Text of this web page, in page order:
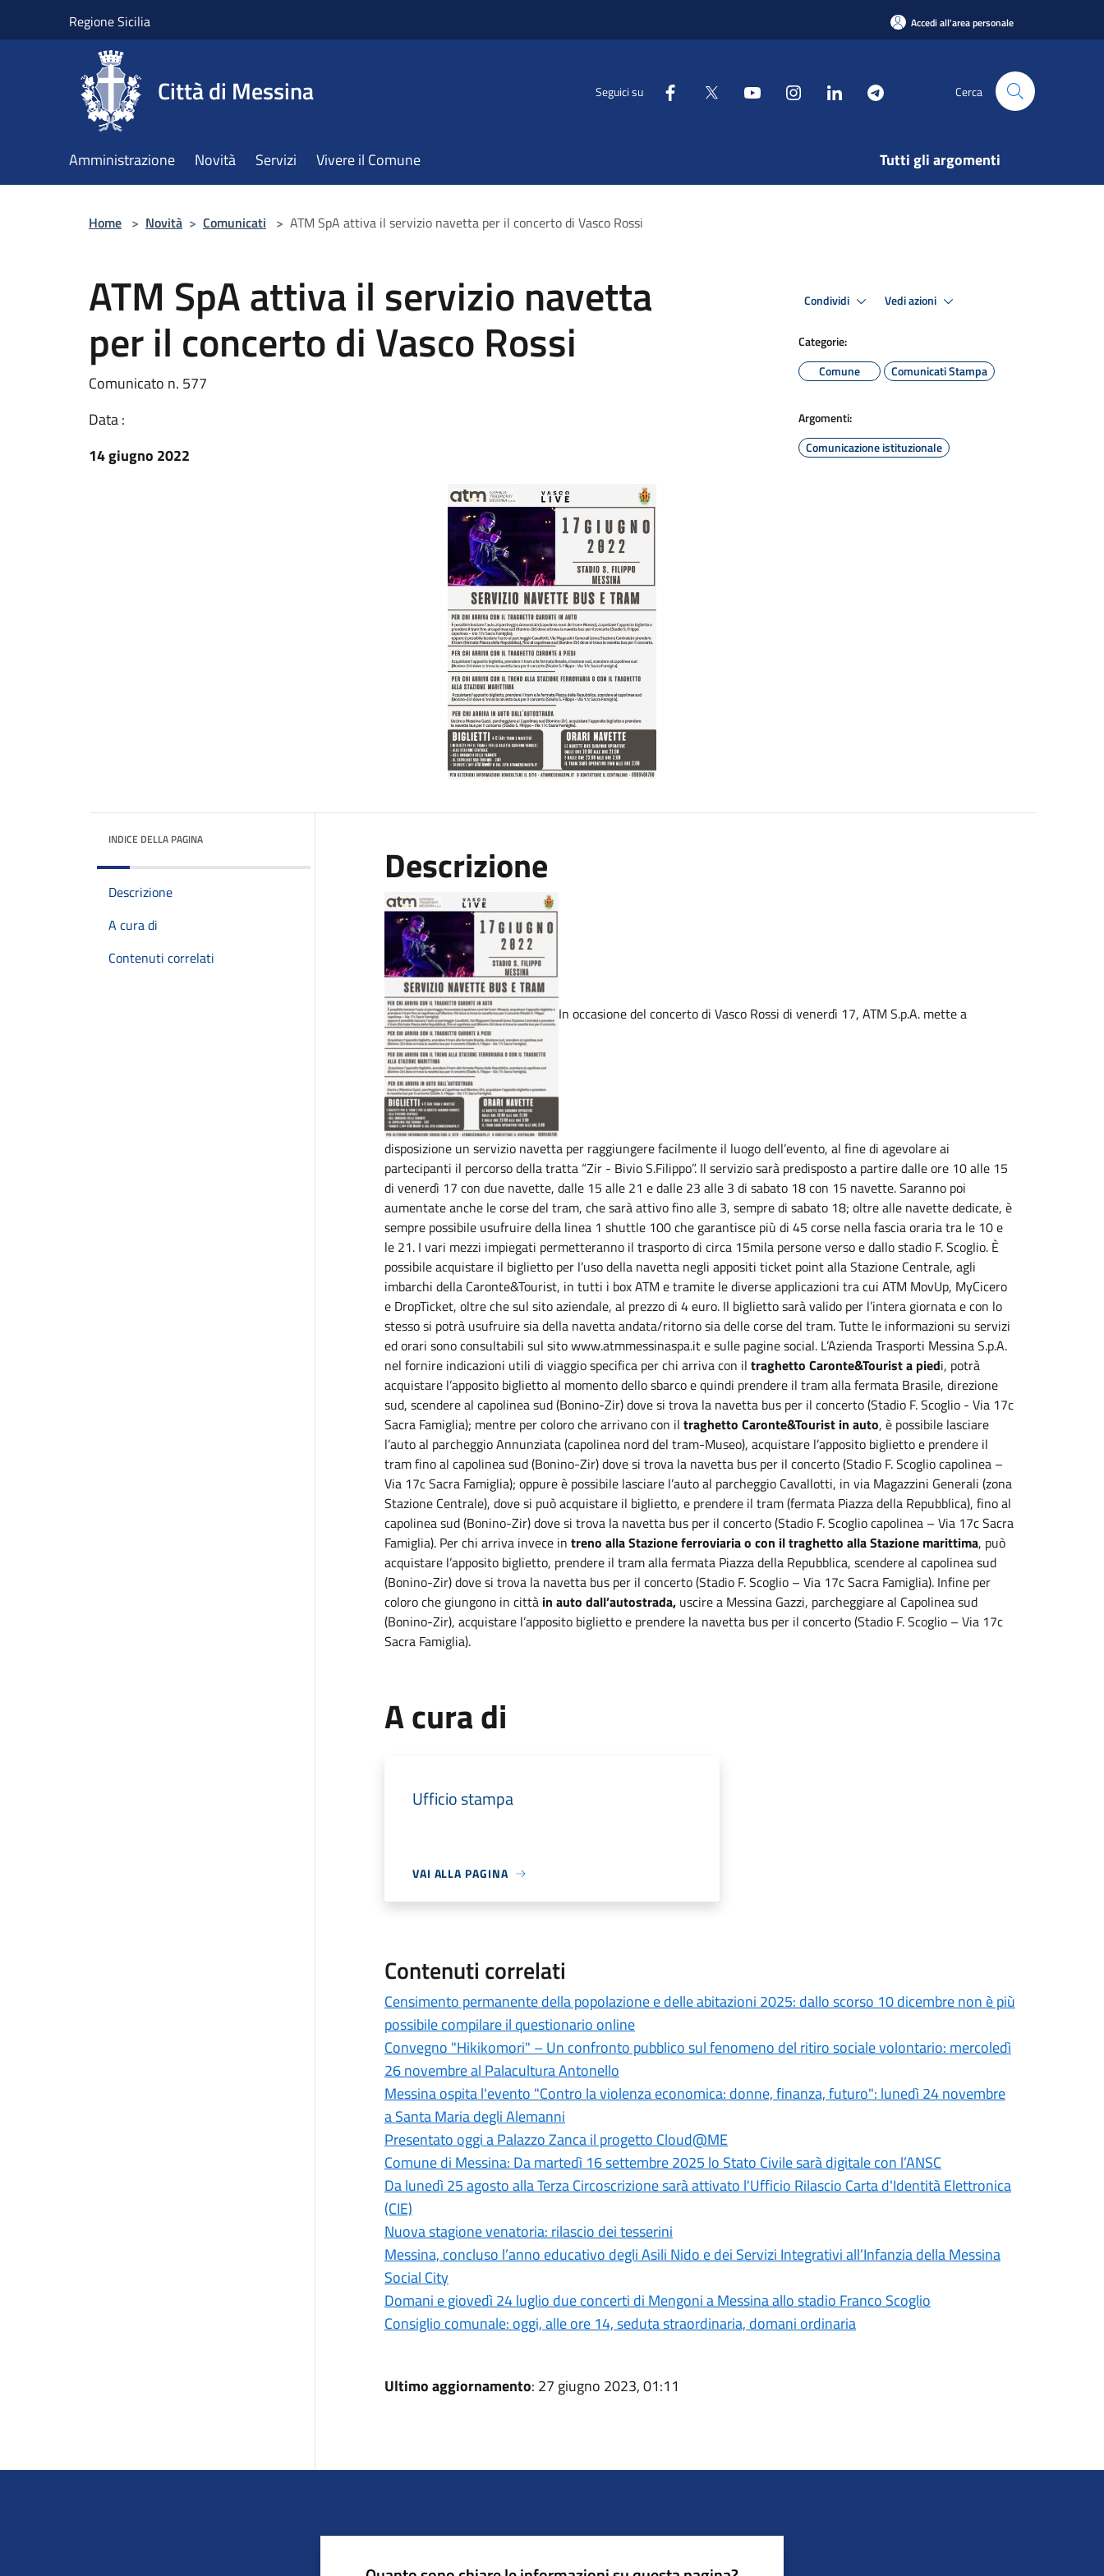
Regione Sicilia Accedi all'area personale
Città di Messina Seguici su Cerca
Amministrazione Novità Servizi Vivere il Comune Tutti gli argomenti
Home > Novità > Comunicati > ATM SpA attiva il servizio navetta per il concerto di Vasco Rossi
ATM SpA attiva il servizio navetta
per il concerto di Vasco Rossi
Comunicato n. 577
Data :
14 giugno 2022
Condividi Vedi azioni
Categorie:
Comune
Comunicati Stampa
Argomenti:
Comunicazione istituzionale
INDICE DELLA PAGINA
Descrizione
A cura di
Contenuti correlati
Descrizione
In occasione del concerto di Vasco Rossi di venerdì 17, ATM S.p.A. mette a
disposizione un servizio navetta per raggiungere facilmente il luogo dell’evento, al fine di agevolare ai
partecipanti il percorso della tratta “Zir - Bivio S.Filippo”. Il servizio sarà predisposto a partire dalle ore 10 alle 15
di venerdì 17 con due navette, dalle 15 alle 21 e dalle 23 alle 3 di sabato 18 con 15 navette. Saranno poi
aumentate anche le corse del tram, che sarà attivo fino alle 3, sempre di sabato 18; oltre alle navette dedicate, è
sempre possibile usufruire della linea 1 shuttle 100 che garantisce più di 45 corse nella fascia oraria tra le 10 e
le 21. I vari mezzi impiegati permetteranno il trasporto di circa 15mila persone verso e dallo stadio F. Scoglio. È
possibile acquistare il biglietto per l’uso della navetta negli appositi ticket point alla Stazione Centrale, agli
imbarchi della Caronte&Tourist, in tutti i box ATM e tramite le diverse applicazioni tra cui ATM MovUp, MyCicero
e DropTicket, oltre che sul sito aziendale, al prezzo di 4 euro. Il biglietto sarà valido per l’intera giornata e con lo
stesso si potrà usufruire sia della navetta andata/ritorno sia delle corse del tram. Tutte le informazioni su servizi
ed orari sono consultabili sul sito www.atmmessinaspa.it e sulle pagine social. L’Azienda Trasporti Messina S.p.A.
nel fornire indicazioni utili di viaggio specifica per chi arriva con il traghetto Caronte&Tourist a piedi, potrà
acquistare l’apposito biglietto al momento dello sbarco e quindi prendere il tram alla fermata Brasile, direzione
sud, scendere al capolinea sud (Bonino-Zir) dove si trova la navetta bus per il concerto (Stadio F. Scoglio - Via 17c
Sacra Famiglia); mentre per coloro che arrivano con il traghetto Caronte&Tourist in auto, è possibile lasciare
l’auto al parcheggio Annunziata (capolinea nord del tram-Museo), acquistare l’apposito biglietto e prendere il
tram fino al capolinea sud (Bonino-Zir) dove si trova la navetta bus per il concerto (Stadio F. Scoglio capolinea –
Via 17c Sacra Famiglia); oppure è possibile lasciare l’auto al parcheggio Cavallotti, in via Magazzini Generali (zona
Stazione Centrale), dove si può acquistare il biglietto, e prendere il tram (fermata Piazza della Repubblica), fino al
capolinea sud (Bonino-Zir) dove si trova la navetta bus per il concerto (Stadio F. Scoglio capolinea – Via 17c Sacra
Famiglia). Per chi arriva invece in treno alla Stazione ferroviaria o con il traghetto alla Stazione marittima, può
acquistare l’apposito biglietto, prendere il tram alla fermata Piazza della Repubblica, scendere al capolinea sud
(Bonino-Zir) dove si trova la navetta bus per il concerto (Stadio F. Scoglio – Via 17c Sacra Famiglia). Infine per
coloro che giungono in città in auto dall’autostrada,uscire a Messina Gazzi, parcheggiare al Capolinea sud
(Bonino-Zir), acquistare l’apposito biglietto e prendere la navetta bus per il concerto (Stadio F. Scoglio – Via 17c
Sacra Famiglia).
A cura di
Ufficio stampa
VAI ALLA PAGINA
Contenuti correlati
Censimento permanente della popolazione e delle abitazioni 2025: dallo scorso 10 dicembre non è più
possibile compilare il questionario online
Convegno "Hikikomori" – Un confronto pubblico sul fenomeno del ritiro sociale volontario: mercoledì
26 novembre al Palacultura Antonello
Messina ospita l'evento "Contro la violenza economica: donne, finanza, futuro": lunedì 24 novembre
a Santa Maria degli Alemanni
Presentato oggi a Palazzo Zanca il progetto Cloud@ME
Comune di Messina: Da martedì 16 settembre 2025 lo Stato Civile sarà digitale con l’ANSC
Da lunedì 25 agosto alla Terza Circoscrizione sarà attivato l'Ufficio Rilascio Carta d'Identità Elettronica
(CIE)
Nuova stagione venatoria: rilascio dei tesserini
Messina, concluso l’anno educativo degli Asili Nido e dei Servizi Integrativi all’Infanzia della Messina
Social City
Domani e giovedì 24 luglio due concerti di Mengoni a Messina allo stadio Franco Scoglio
Consiglio comunale: oggi, alle ore 14, seduta straordinaria, domani ordinaria
Ultimo aggiornamento: 27 giugno 2023, 01:11